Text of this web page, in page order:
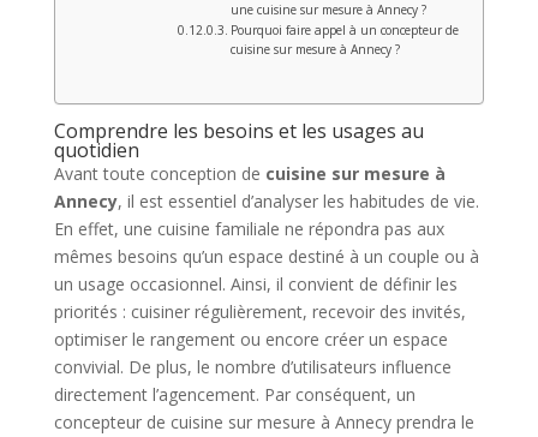
une cuisine sur mesure à Annecy ?
Pourquoi faire appel à un concepteur de
cuisine sur mesure à Annecy ?
Comprendre les besoins et les usages au
quotidien
Avant toute conception de cuisine sur mesure à
Annecy, il est essentiel d’analyser les habitudes de vie.
En effet, une cuisine familiale ne répondra pas aux
mêmes besoins qu’un espace destiné à un couple ou à
un usage occasionnel. Ainsi, il convient de définir les
priorités : cuisiner régulièrement, recevoir des invités,
optimiser le rangement ou encore créer un espace
convivial. De plus, le nombre d’utilisateurs influence
directement l’agencement. Par conséquent, un
concepteur de cuisine sur mesure à Annecy prendra le